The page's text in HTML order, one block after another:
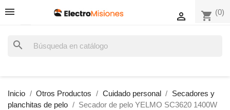
shopping_cart (0)

search
Inicio Otros Productos Cuidado personal
Secadores y
planchitas de pelo
Secador de pelo YELMO SC3620 1400W